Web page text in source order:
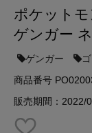
ポケット
ゲンガー
ゲンガー
商品番号
販売期間：2022/